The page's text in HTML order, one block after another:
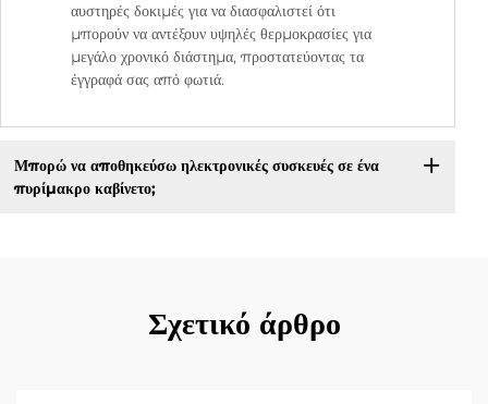
αυστηρές δοκιμές για να διασφαλιστεί ότι
μπορούν να αντέξουν υψηλές θερμοκρασίες για
μεγάλο χρονικό διάστημα, προστατεύοντας τα
έγγραφά σας από φωτιά.
Μπορώ να αποθηκεύσω ηλεκτρονικές συσκευές σε ένα
πυρίμακρο καβίνετο;
Σχετικό άρθρο